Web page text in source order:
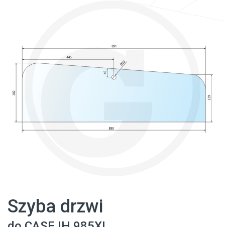
Szyba drzwi